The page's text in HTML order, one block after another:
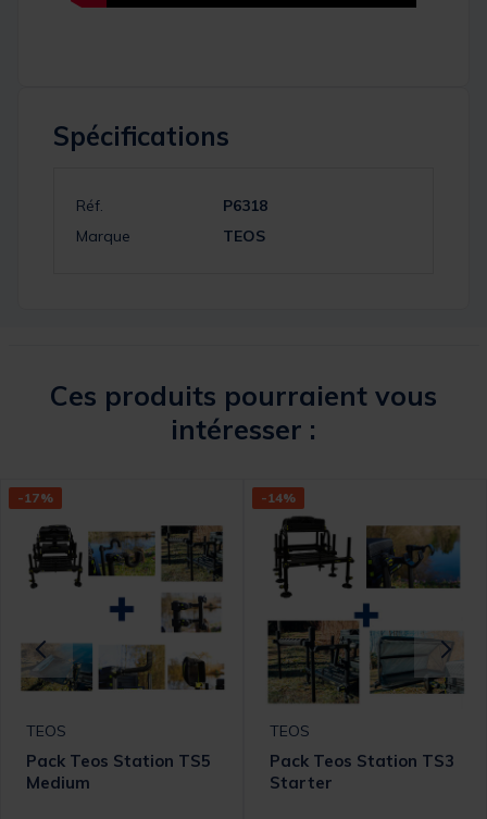
Spécifications
Réf.
P6318
Marque
TEOS
Ces produits pourraient vous
intéresser :
-17%
TEOS
Pack Teos Station TS5
Medium
-14%
TEOS
Pack Teos Station TS3
Starter